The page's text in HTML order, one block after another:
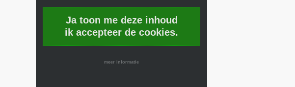
Ja toon me deze inhoud
ik accepteer de cookies.
meer informatie